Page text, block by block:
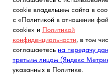
Грецкий орех, Дуб
конский, Липа,
кустарники.
cookie владельцем сайта в
с «Политикой в отношении
cookie» и Политикой
конфиденциальности, в том
соглашаетесь на передачу
третьим лицам (Яндекс
указанных в Политике.